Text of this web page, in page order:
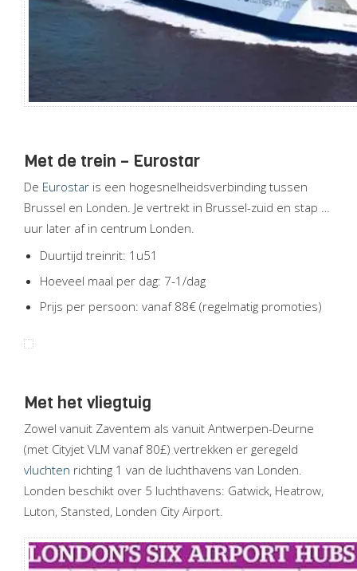
Met de trein – Eurostar
De Eurostar is een hogesnelheidsverbinding tussen
Brussel en Londen. Je vertrekt in Brussel-zuid en stap …
uur later af in centrum Londen.
Duurtijd treinrit: 1u51
Hoeveel maal per dag: 7-1/dag
Prijs per persoon: vanaf 88€ (regelmatig promoties)
Met het vliegtuig
Zowel vanuit Zaventem als vanuit Antwerpen-Deurne
(met Cityjet VLM vanaf 80£) vertrekken er geregeld
vluchten richting 1 van de luchthavens van Londen.
Londen beschikt over 5 luchthavens: Gatwick, Heatrow,
Luton, Stansted, Londen City Airport.